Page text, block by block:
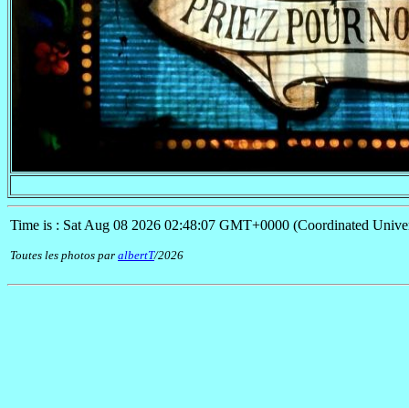
Time is : Sat Aug 08 2026 02:48:07 GMT+0000 (Coordinated
Toutes les photos par albertT/2026